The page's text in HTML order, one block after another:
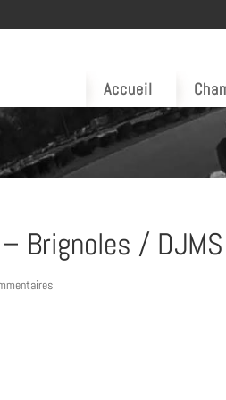
Accueil
Brignoles /